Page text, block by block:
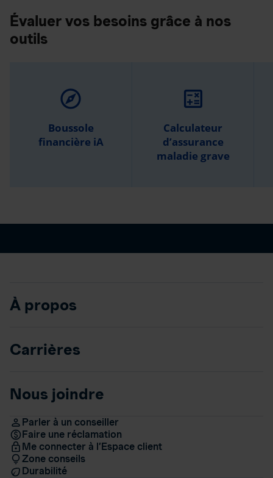
Évaluer vos besoins grâce à nos
outils
explore
Boussole
financière iA
calculate
Calculateur
d’assurance
maladie grave
À propos
Carrières
Nous joindre
Parler à un conseiller
Faire une réclamation
Me connecter à l’Espace client
Zone conseils
Durabilité